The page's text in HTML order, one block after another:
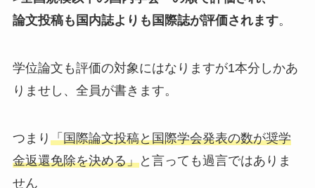
論文投稿も国内誌よりも国際誌が評価されます。
学位論文も評価の対象にはなりますが1本分しかあ
りませし、全員が書きます。
つまり 「国際論文投稿と国際学会発表の数が奨学
金返還免除を決める」と言っても過言ではありま
せん